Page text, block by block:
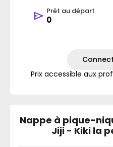
Prêt au départ
0
Prix accessible aux
Nappe à pique-
Jiji - Kiki la